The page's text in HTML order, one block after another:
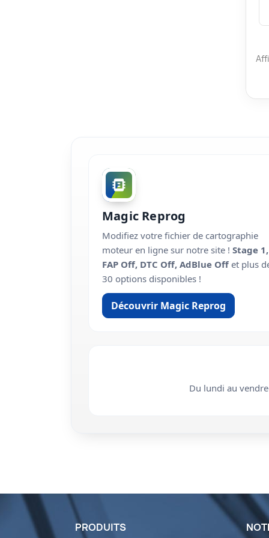
Magic Reprog
Modifiez votre fichier de cartographie
moteur en ligne sur notre site ! Stage 1,
FAP Off, DTC Off, AdBlue Off et plus
30 options disponibles !
Découvrir Magic Reprog
Du lundi au
PRODUITS